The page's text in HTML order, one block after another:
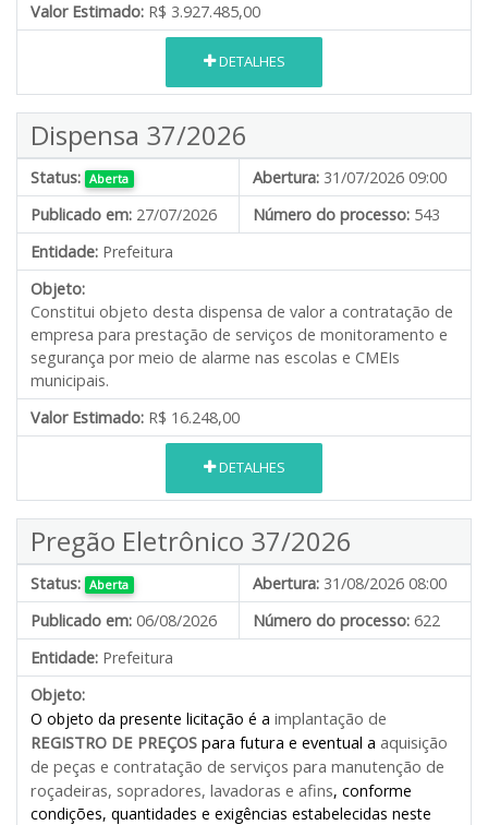
Valor Estimado: R$ 3.927.485,00
DETALHES
Dispensa 37/2026
Status: Aberta Abertura: 31/07/2026 09:00
Publicado em: 27/07/2026 Número do processo: 543
Entidade: Prefeitura
Objeto:
Constitui objeto desta dispensa de valor a contratação de
empresa para prestação de serviços de monitoramento e
segurança por meio de alarme nas escolas e CMEIs
municipais.
Valor Estimado: R$ 16.248,00
DETALHES
Pregão Eletrônico 37/2026
Status: Aberta Abertura: 31/08/2026 08:00
Publicado em: 06/08/2026 Número do processo: 622
Entidade: Prefeitura
Objeto:
O objeto da presente licitação é a implantação de
REGISTRO DE PREÇOS para futura e eventual a aquisição
de peças e contratação de serviços para manutenção de
roçadeiras, sopradores, lavadoras e afins, conforme
condições, quantidades e exigências estabelecidas neste